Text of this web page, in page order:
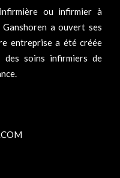
ou infirmier à
a ouvert ses
entreprise a été créée
soins infirmiers de